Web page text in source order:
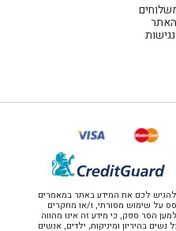
האתר
לכם את המידע באתר במאמרים
על שימוש מסורתי, ו/או מחקרים
הסר ספק, כי מידע זה אינו מהווה
בהיריון ומיניקות, ילדים, אנשים